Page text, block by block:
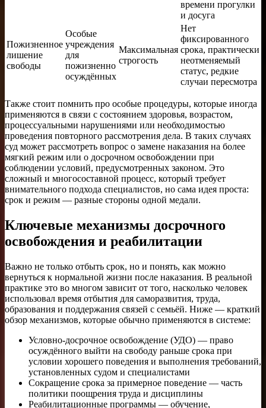
времени прогулки
и досуга
Пожизненное
лишение
свободы
Особые
учреждения
для
пожизненно
осуждённых
Максимальная
строгость
Нет
фиксированного
срока, практически
неотменяемый
статус, редкие
случаи пересмотра
Также стоит помнить про особые процедуры, которые иногда
применяются в связи с состоянием здоровья, возрастом,
процессуальными нарушениями или необходимостью
проведения повторного рассмотрения дела. В таких случаях
суд может рассмотреть вопрос о замене наказания на более
мягкий режим или о досрочном освобождении при
соблюдении условий, предусмотренных законом. Это
сложный и многосоставной процесс, который требует
внимательного подхода специалистов, но сама идея проста:
срок и режим — разные стороны одной медали.
Ключевые механизмы досрочного
освобождения и реабилитации
Важно не только отбыть срок, но и понять, как можно
вернуться к нормальной жизни после наказания. В реальной
практике это во многом зависит от того, насколько человек
использовал время отбытия для саморазвития, труда,
образования и поддержания связей с семьёй. Ниже — краткий
обзор механизмов, которые обычно применяются в системе:
Условно-досрочное освобождение (УДО) — право
осуждённого выйти на свободу раньше срока при
условии хорошего поведения и выполнения требований,
установленных судом и специалистами
Сокращение срока за примерное поведение — часть
политики поощрения труда и дисциплины
Реабилитационные программы — обучение,